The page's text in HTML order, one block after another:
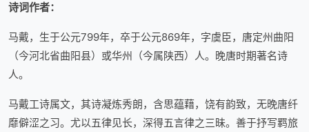
诗词作者：
马戴，生于公元799年，卒于公元869年，字虞臣，唐定州曲阳
（今河北省曲阳县）或华州（今属陕西）人。晚唐时期著名诗
人。
马戴工诗属文，其诗凝炼秀朗，含思蕴藉，饶有韵致，无晚唐纤
靡僻涩之习。尤以五律见长，深得五言律之三昧。善于抒写羁旅